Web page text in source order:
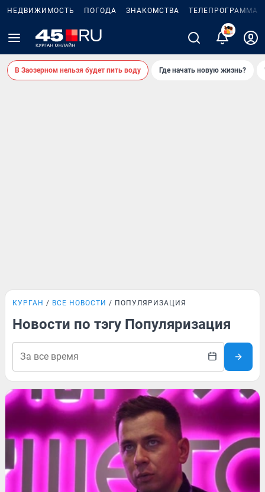
НЕДВИЖИМОСТЬ ПОГОДА ЗНАКОМСТВА ТЕЛЕПРОГРАММА
В Заозерном нельзя будет пить воду Где начать новую жизнь?
КУРГАН ВСЕ НОВОСТИ ПОПУЛЯРИЗАЦИЯ
Новости по тэгу Популяризация